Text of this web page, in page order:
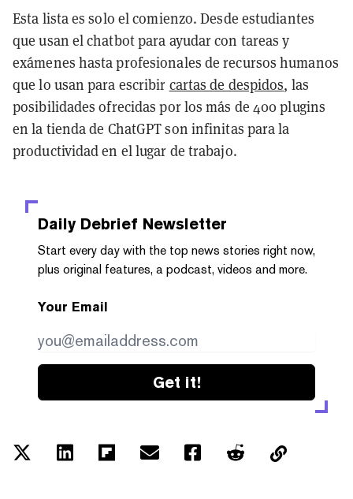
Esta lista es solo el comienzo. Desde estudiantes
que usan el chatbot para ayudar con tareas y
exámenes hasta profesionales de recursos humanos
que lo usan para escribir cartas de despidos, las
posibilidades ofrecidas por los más de 400 plugins
en la tienda de ChatGPT son infinitas para la
productividad en el lugar de trabajo.
Daily Debrief Newsletter
Start every day with the top news stories right now,
plus original features, a podcast, videos and more.
Your Email
Get it!